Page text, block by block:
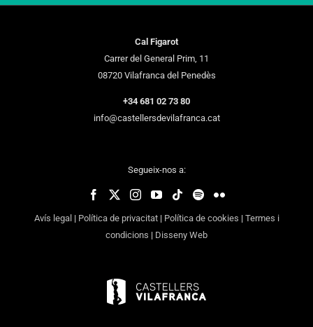
Cal Figarot
Carrer del General Prim, 11
08720 Vilafranca del Penedès
+34 681 02 73 80
info@castellersdevilafranca.cat
Segueix-nos a:
Avís legal | Política de privacitat| Política de cookies | Termes i
condicions | Disseny Web